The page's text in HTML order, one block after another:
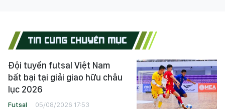
TIN CÙNG CHUYÊN MỤC
Đội tuyển futsal Việt Nam
bất bại tại giải giao hữu châu
lục 2026
Futsal 05/08/2026 17:53